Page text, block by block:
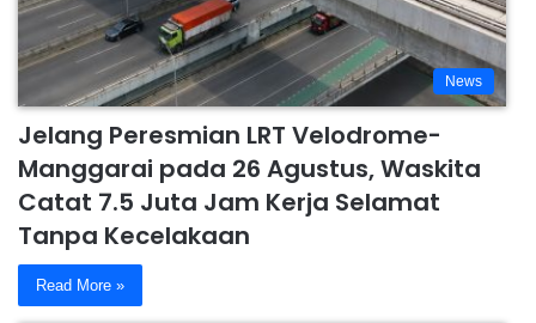
News
Jelang Peresmian LRT Velodrome-
Manggarai pada 26 Agustus, Waskita
Catat 7.5 Juta Jam Kerja Selamat
Tanpa Kecelakaan
Read More »